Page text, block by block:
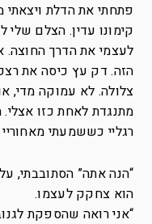
פתחתי את הדלת ויצאתי
קימונו עדין. הצלם
לעצמי את הדרך החוצה.
הזה. דק עץ כיסה את
צלולה. לא עמוקה מדי,
מתנגדת לאחת כזו
רגליי כששמעתי
“הנה אתה” הסתובבתי,
הוא צחקק לעצמו.
“אני רואה שהספקת